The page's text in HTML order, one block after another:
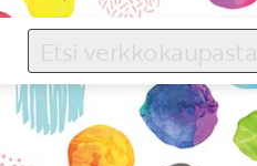
KIRJAUDU SISÄÄN
Käyttäjätunnus
Salasana